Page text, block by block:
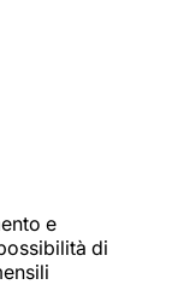
e
di